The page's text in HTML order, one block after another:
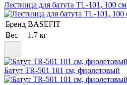
Лестница для батута TL-101, 100 см
Бренд BASEFIT
Вес
1.7 кг
Батут TR-501 101 см, фиолетовый